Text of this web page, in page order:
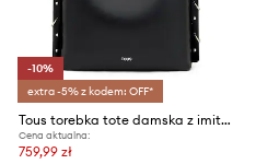
-10%
extra -5% z kodem: OFF*
Tous torebka tote damska z imitacji skóry
Cena aktualna:
759,99 zł